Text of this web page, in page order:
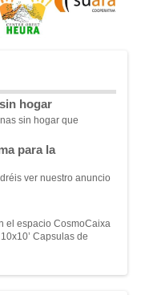
hogar
sin hogar que
para la
ver nuestro anuncio
el espacio CosmoCaixa
Capsulas de